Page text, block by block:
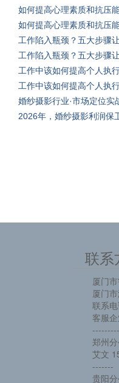
如何提高心理素质和抗压
如何提高心理素质和抗压
工作陷入瓶颈？五大步骤
工作陷入瓶颈？五大步骤
工作中该如何提高个人执行
工作中该如何提高个人执行
婚纱摄影行业·市场定位实
2026年，婚纱摄影利润保
联系
厦门
厦门
联系
客服
郑州
艾文
-------
贵阳